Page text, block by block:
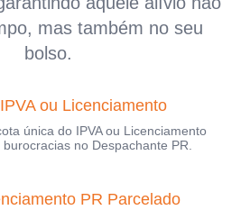
mas também no seu
bolso.
ou Licenciamento
única do IPVA ou Licenciamento
burocracias no Despachante PR.
PR Parcelado